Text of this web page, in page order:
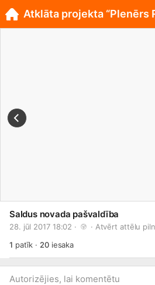
Saldus novada pašvaldība
28. jūl 2017 18:02 · · Atvērt attēlu
1 patīk · 20iesaka
Autorizējies, lai komentētu